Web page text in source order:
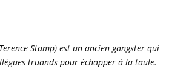
Stamp) est un ancien gangster qui
truands pour échapper à la taule.